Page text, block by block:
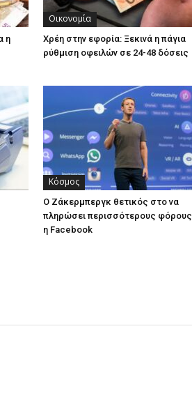
η
Οικονομία
Χρέη στην εφορία: Ξεκινά η πάγια
ρύθμιση οφειλών σε 24-48 δόσεις
Κόσμος
Ο Ζάκερμπεργκ θετικός στο να
πληρώσει περισσότερους φόρους
η Facebook